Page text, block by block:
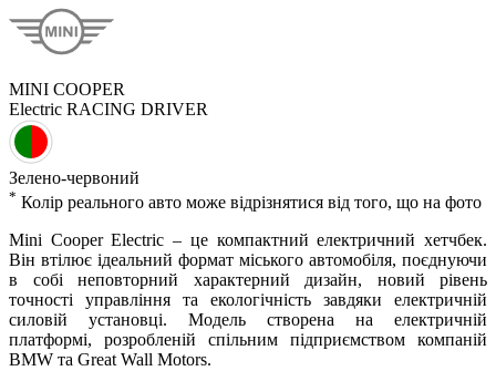
MINI COOPER
Electric RACING DRIVER
Зелено-червоний
* Колiр реального авто може вiдрiзнятися вiд того, що на фото
Mini Cooper Electric – це компактний електричний хетчбек.
Він втілює ідеальний формат міського автомобіля, поєднуючи
в собі неповторний характерний дизайн, новий рівень
точності управління та екологічність завдяки електричній
силовій установці. Модель створена на електричній
платформі, розробленій спільним підприємством компаній
BMW та Great Wall Motors.